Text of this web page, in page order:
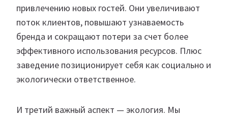
привлечению новых гостей. Они увеличивают
поток клиентов, повышают узнаваемость
бренда и сокращают потери за счет более
эффективного использования ресурсов. Плюс
заведение позиционирует себя как социально и
экологически ответственное.
И третий важный аспект — экология. Мы